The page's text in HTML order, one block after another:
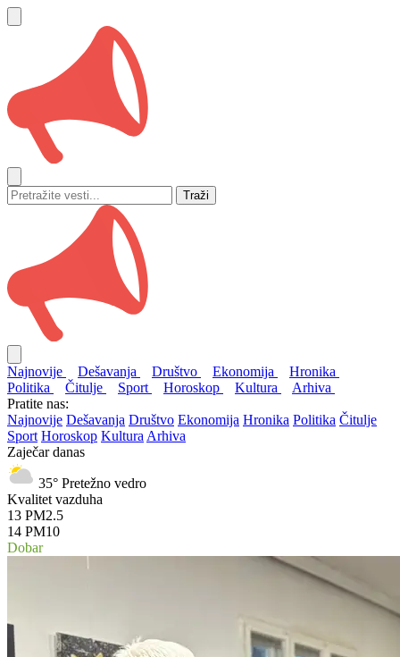
Traži
Najnovije Dešavanja Društvo Ekonomija
Hronika
Politika
Čitulje Sport Horoskop Kultura
Arhiva
Pratite nas:
Najnovije Dešavanja Društvo Ekonomija Hronika Politika Čitulje
Sport Horoskop Kultura Arhiva
Zaječar danas
35° Pretežno vedro
Kvalitet vazduha
13 PM2.5
14 PM10
Dobar